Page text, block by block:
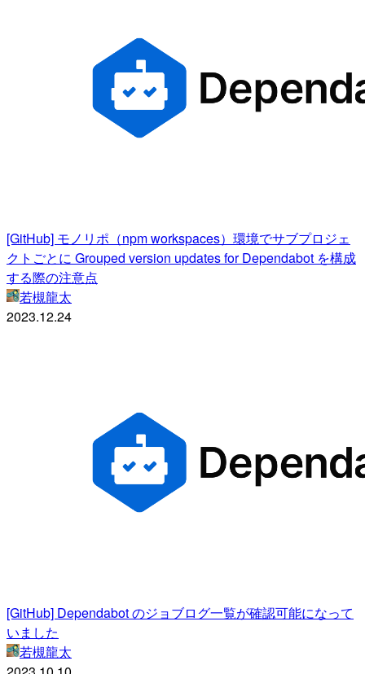
[GitHub] モノリポ（npm workspaces）環境でサブプロジェ
クトごとに Grouped version updates for Dependabot を構成
する際の注意点
若槻龍太
2023.12.24
[GitHub] Dependabot のジョブログ一覧が確認可能になって
いました
若槻龍太